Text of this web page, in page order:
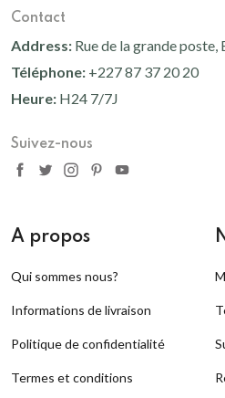
Forever Aloe
13 000 Fcfa
Contact
Address: Rue de la grande
Téléphone: +227 87 37 20 20
Heure: H24 7/7J
Suivez-nous
A propos
Qui sommes nous?
Informations de livraison
Politique de confidentialité
Termes et conditions